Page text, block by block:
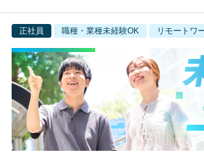
正社員 職種・業種未経験OK リモートワ